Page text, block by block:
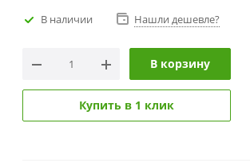
В наличии Нашли дешевле?
В корзину
Купить в 1 клик